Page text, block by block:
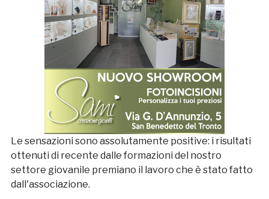
Le sensazioni sono assolutamente positive: i risultati
ottenuti di recente dalle formazioni del nostro
settore giovanile premiano il lavoro che è stato fatto
dall'associazione.